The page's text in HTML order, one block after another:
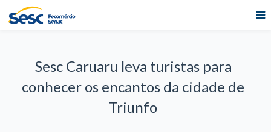
Sesc Caruaru leva turistas para
conhecer os encantos da cidade de
Triunfo